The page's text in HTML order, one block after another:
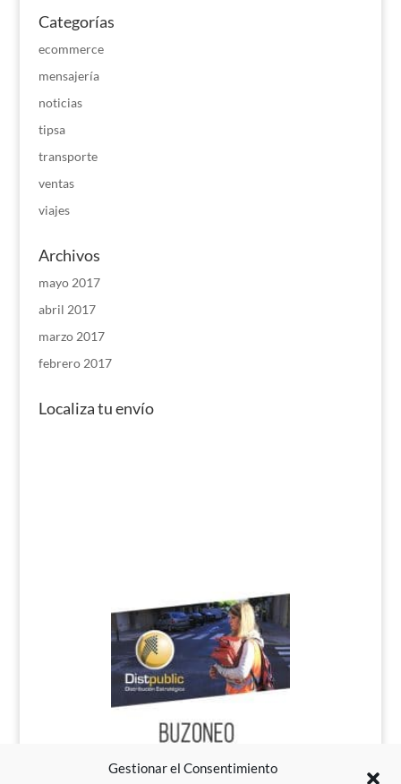
Gestionar el Consentimiento
Categorías
ecommerce
mensajería
noticias
tipsa
transporte
ventas
viajes
Archivos
mayo 2017
abril 2017
marzo 2017
febrero 2017
Localiza tu envío